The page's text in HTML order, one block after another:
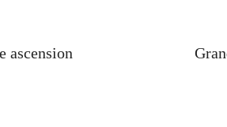
ascension